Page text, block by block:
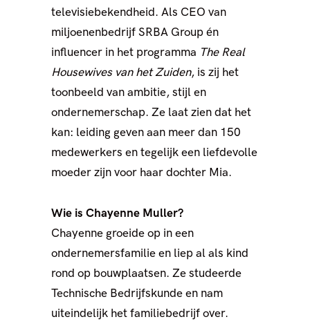
televisiebekendheid. Als CEO van
miljoenenbedrijf SRBA Group én
influencer in het programma The Real
Housewives van het Zuiden, is zij het
toonbeeld van ambitie, stijl en
ondernemerschap. Ze laat zien dat het
kan: leiding geven aan meer dan 150
medewerkers en tegelijk een liefdevolle
moeder zijn voor haar dochter Mia.
Wie is Chayenne Muller?
Chayenne groeide op in een
ondernemersfamilie en liep al als kind
rond op bouwplaatsen. Ze studeerde
Technische Bedrijfskunde en nam
uiteindelijk het familiebedrijf over.